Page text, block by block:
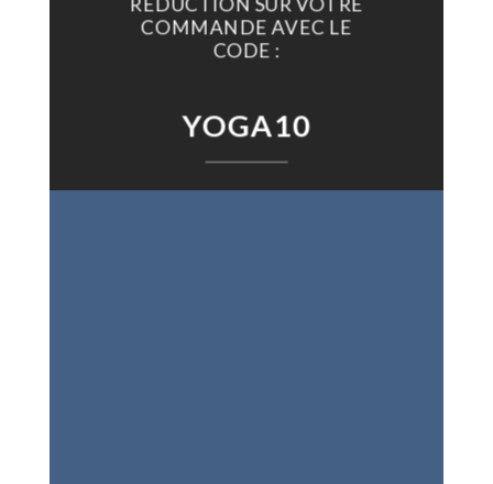
COMMANDE AVEC LE
CODE :
YOGA10